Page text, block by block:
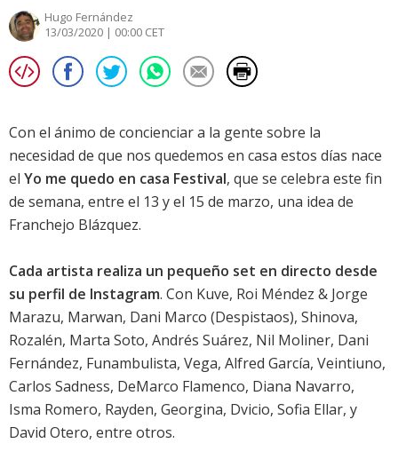
Hugo Fernández
13/03/2020 | 00:00 CET
Con el ánimo de concienciar a la gente sobre la
necesidad de que nos quedemos en casa estos días nace
el Yo me quedo en casa Festival, que se celebra este fin
de semana, entre el 13 y el 15 de marzo, una idea de
Franchejo Blázquez.
Cada artista realiza un pequeño set en directo desde
su perfil de Instagram. Con Kuve, Roi Méndez & Jorge
Marazu, Marwan, Dani Marco (Despistaos), Shinova,
Rozalén, Marta Soto, Andrés Suárez, Nil Moliner, Dani
Fernández, Funambulista, Vega, Alfred García, Veintiuno,
Carlos Sadness, DeMarco Flamenco, Diana Navarro,
Isma Romero, Rayden, Georgina, Dvicio, Sofia Ellar, y
David Otero, entre otros.